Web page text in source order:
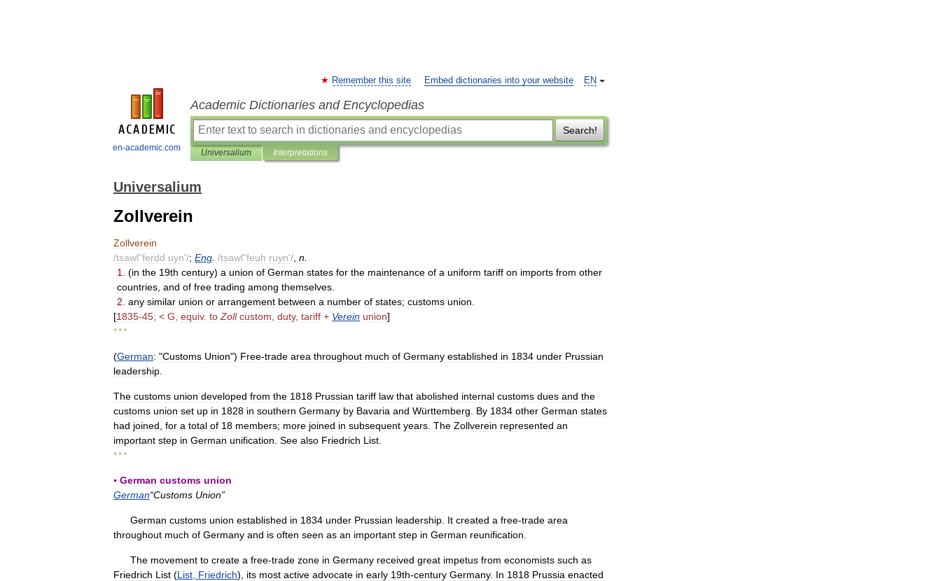
en-academic.com
EN
Remember this site Embed dictionaries into your website
Academic Dictionaries and Encyclopedias
Search!
Universalium Interpretations
Universalium
Zollverein
Zollverein
/tsawl"ferdd uyn'/; Eng /tsawl"feuh ruyn'/ n
1
(in the 19th century) a union of German states for the maintenance of a uniform tariff on imports from other
countries and of free trading among themselves
2 any similar union or arrangement between a number of states; customs union
[1835-45; < G equiv. to Zoll custom duty, tariff + Verein union]
* * *
(German: "Customs Union") Free-trade area throughout much of Germany established in 1834 under Prussian
leadership
The customs union developed from the 1818 Prussian tariff law that abolished internal customs dues and the
customs union set up in 1828 in southern Germany by Bavaria and Württemberg By 1834 other German states
had joined for a total of 18 members; more joined in subsequent years The Zollverein represented an
important step in German unification See also Friedrich List
* * *
▪ German customs union
German“Customs Union”
German customs union established in 1834 under Prussian leadership It created a free-trade area
throughout much of Germany and is often seen as an important step in German reunification
The movement to create a free-trade zone in Germany received great impetus from economists such as
Friedrich List (List Friedrich), its most active advocate in early 19th-century Germany. In 1818 Prussia enacted